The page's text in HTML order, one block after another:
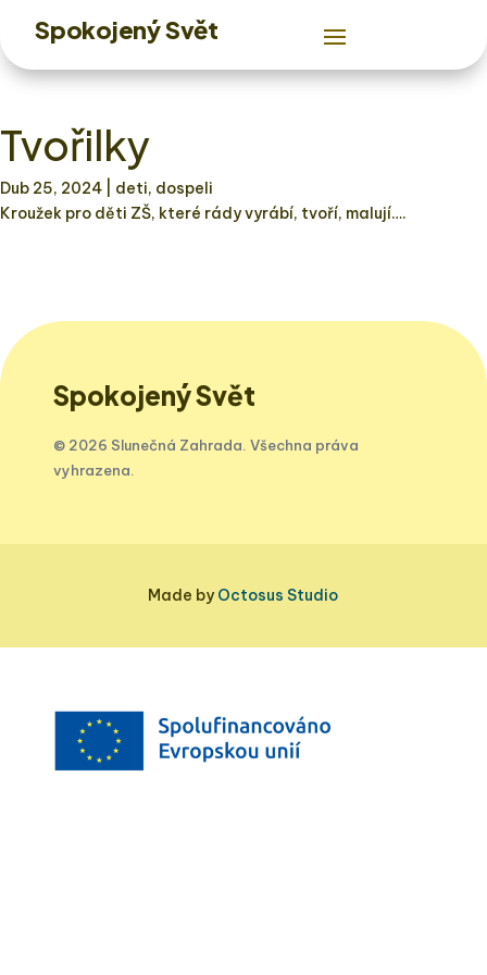
Spokojený Svět
Tvořilky
Dub 25, 2024 | deti, dospeli
Kroužek pro děti ZŠ, které rády vyrábí, tvoří, malují….
Spokojený Svět
© 2026 Slunečná Zahrada. Všechna práva
vyhrazena.
Made by Octosus Studio